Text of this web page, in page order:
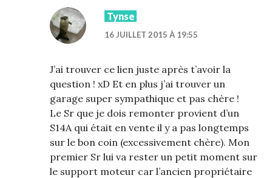
Tynse
16 JUILLET 2015 À 19:55
J’ai trouver ce lien juste après t’avoir la
question ! xD Et en plus j’ai trouver un
garage super sympathique et pas chère !
Le Sr que je dois remonter provient d’un
S14A qui était en vente il y a pas longtemps
sur le bon coin (excessivement chère). Mon
premier Sr lui va rester un petit moment sur
le support moteur car l’ancien propriétaire